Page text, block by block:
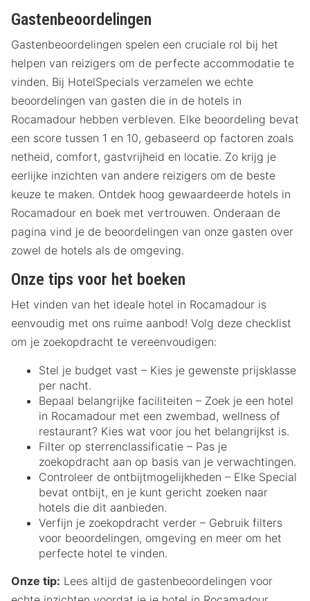
Gastenbeoordelingen
Gastenbeoordelingen spelen een cruciale rol bij het
helpen van reizigers om de perfecte accommodatie te
vinden. Bij HotelSpecials verzamelen we echte
beoordelingen van gasten die in de hotels in
Rocamadour hebben verbleven. Elke beoordeling bevat
een score tussen 1 en 10, gebaseerd op factoren zoals
netheid, comfort, gastvrijheid en locatie. Zo krijg je
eerlijke inzichten van andere reizigers om de beste
keuze te maken. Ontdek hoog gewaardeerde hotels in
Rocamadour en boek met vertrouwen. Onderaan de
pagina vind je de beoordelingen van onze gasten over
zowel de hotels als de omgeving.
Onze tips voor het boeken
Het vinden van het ideale hotel in Rocamadour is
eenvoudig met ons ruime aanbod! Volg deze checklist
om je zoekopdracht te vereenvoudigen:
Stel je budget vast – Kies je gewenste prijsklasse
per nacht.
Bepaal belangrijke faciliteiten – Zoek je een hotel
in Rocamadour met een zwembad, wellness of
restaurant? Kies wat voor jou het belangrijkst is.
Filter op sterrenclassificatie – Pas je
zoekopdracht aan op basis van je verwachtingen.
Controleer de ontbijtmogelijkheden – Elke Special
bevat ontbijt, en je kunt gericht zoeken naar
hotels die dit aanbieden.
Verfijn je zoekopdracht verder – Gebruik filters
voor beoordelingen, omgeving en meer om het
perfecte hotel te vinden.
Onze tip: Lees altijd de gastenbeoordelingen voor